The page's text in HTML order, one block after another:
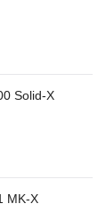
Solid-X
MK-X